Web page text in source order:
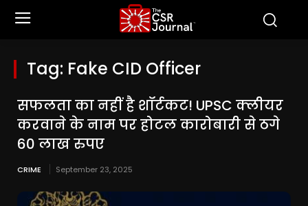
Tag: Fake CID Officer
सफलता का नहीं है शॉर्टकट! UPSC क्लीयर
करवाने के नाम पर होटल कारोबारी से ठगे
60 लाख रुपए
CRIME September 23, 2025